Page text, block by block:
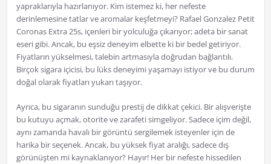
yapraklarıyla hazırlanıyor. Kim istemez ki, her nefeste
derinlemesine tatlar ve aromalar keşfetmeyi? Rafael Gonzalez Petit
Coronas Extra 25s, içenleri bir yolculuğa çıkarıyor; adeta bir sanat
eseri gibi. Ancak, bu eşsiz deneyim elbette ki bir bedel getiriyor.
Fiyatların yükselmesi, talebin artmasıyla doğrudan bağlantılı.
Birçok sigara içicisi, bu lüks deneyimi yaşamayı istiyor ve bu durum
doğal olarak fiyatları yukarı taşıyor.
Ayrıca, bu sigaranın sunduğu prestij de dikkat çekici. Bir alışverişte
bu kutuyu açmak, otorite ve zarafeti simgeliyor. Sadece içim değil,
aynı zamanda havalı bir görüntü sergilemek isteyenler için de
harika bir seçenek. Ancak, bu yüksek fiyat aralığı, sadece dış
görünüşten mi kaynaklanıyor? Hayır! Her bir nefeste hissedilen